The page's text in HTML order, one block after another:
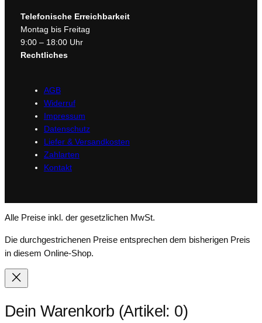
Telefonische Erreichbarkeit
Montag bis Freitag
9:00 – 18:00 Uhr
Rechtliches
AGB
Widerruf
Impressum
Datenschutz
Liefer & Versandkosten
Zahlarten
Kontakt
Alle Preise inkl. der gesetzlichen MwSt.
Die durchgestrichenen Preise entsprechen dem bisherigen Preis
in diesem Online-Shop.
Dein Warenkorb (Artikel: 0)